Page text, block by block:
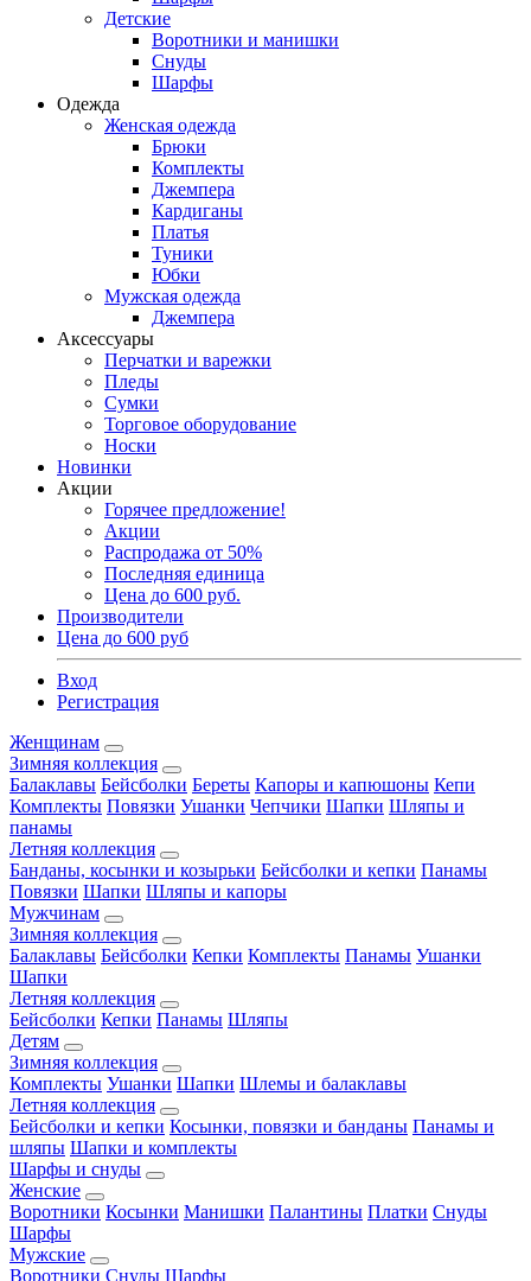
Детские
Воротники и манишки
Снуды
Шарфы
Одежда
Женская одежда
Брюки
Комплекты
Джемпера
Кардиганы
Платья
Туники
Юбки
Мужская одежда
Джемпера
Аксессуары
Перчатки и варежки
Пледы
Сумки
Торговое оборудование
Носки
Новинки
Акции
Горячее предложение!
Акции
Распродажа от 50%
Последняя единица
Цена до 600 руб.
Производители
Цена до 600 руб
Вход
Регистрация
Женщинам
Зимняя коллекция
Балаклавы Бейсболки Береты Капоры и капюшоны Кепи
Комплекты Повязки Ушанки Чепчики Шапки Шляпы и
панамы
Летняя коллекция
Банданы, косынки и козырьки Бейсболки и кепки Панамы
Повязки Шапки Шляпы и капоры
Мужчинам
Зимняя коллекция
Балаклавы Бейсболки Кепки Комплекты Панамы Ушанки
Шапки
Летняя коллекция
Бейсболки Кепки Панамы Шляпы
Детям
Зимняя коллекция
Комплекты Ушанки Шапки Шлемы и балаклавы
Летняя коллекция
Бейсболки и кепки Косынки, повязки и банданы Панамы и
шляпы Шапки и комплекты
Шарфы и снуды
Женские
Воротники Косынки Манишки Палантины Платки Снуды
Шарфы
Мужские
Воротники Снуды Шарфы